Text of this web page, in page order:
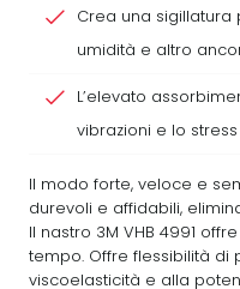
Crea una
umidità e altro
L’elevato
vibrazioni e lo
Il modo forte, veloce e
durevoli e affidabili,
Il nastro 3M VHB 4991
tempo. Offre flessibilità di
viscoelasticità e alla